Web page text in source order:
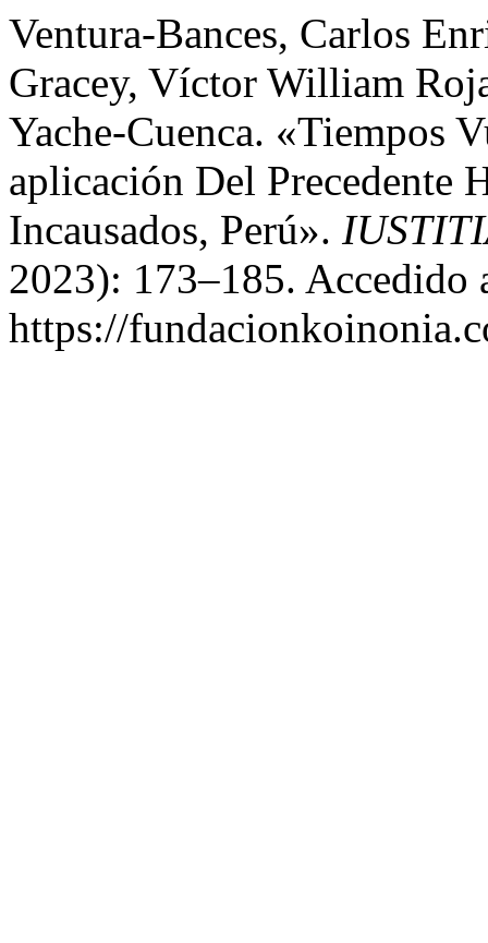
Ventura-Bances, Carlos
Gracey, Víctor William
Yache-Cuenca. «Tiempos
aplicación Del Precedente
Incausados, Perú».
2023): 173–185. Accedido
https://